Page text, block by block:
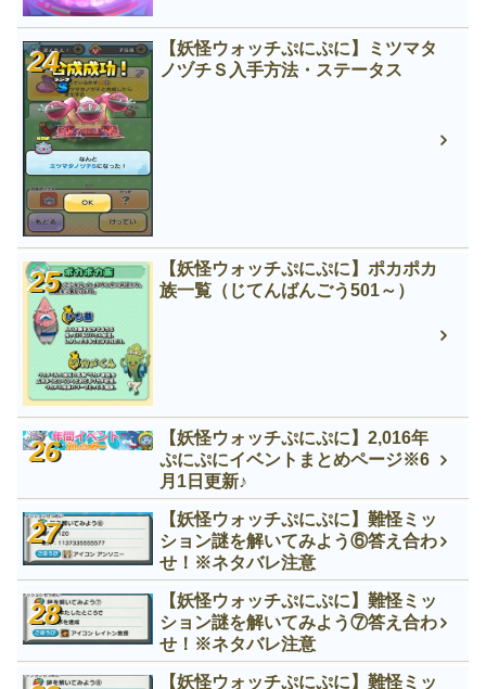
【妖怪ウォッチぷにぷに】ミツマタ
ノヅチＳ入手方法・ステータス
【妖怪ウォッチぷにぷに】ポカポカ
族一覧（じてんばんごう501～）
【妖怪ウォッチぷにぷに】2,016年
ぷにぷにイベントまとめページ※6
月1日更新♪
【妖怪ウォッチぷにぷに】難怪ミッ
ション謎を解いてみよう⑥答え合わ
せ！※ネタバレ注意
【妖怪ウォッチぷにぷに】難怪ミッ
ション謎を解いてみよう⑦答え合わ
せ！※ネタバレ注意
【妖怪ウォッチぷにぷに】難怪ミッ